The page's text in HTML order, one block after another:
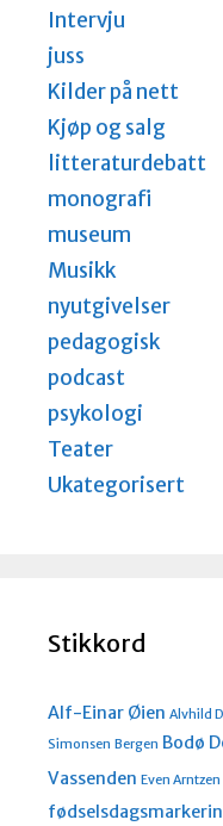
Intervju
juss
Kilder på nett
Kjøp og salg
litteraturdebatt
monografi
museum
Musikk
nyutgivelser
pedagogisk
podcast
psykologi
Teater
Ukategorisert
Stikkord
Alf-Einar Øien Alvhild
Simonsen Bergen Bodø
Vassenden Even Arntzen